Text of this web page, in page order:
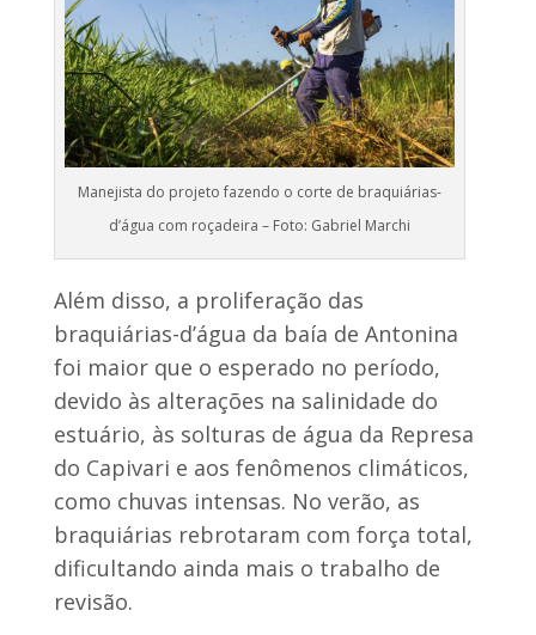
Manejista do projeto fazendo o corte de braquiárias-
d’água com roçadeira – Foto: Gabriel Marchi
Além disso, a proliferação das
braquiárias-d’água da baía de Antonina
foi maior que o esperado no período,
devido às alterações na salinidade do
estuário, às solturas de água da Represa
do Capivari e aos fenômenos climáticos,
como chuvas intensas. No verão, as
braquiárias rebrotaram com força total,
dificultando ainda mais o trabalho de
revisão.